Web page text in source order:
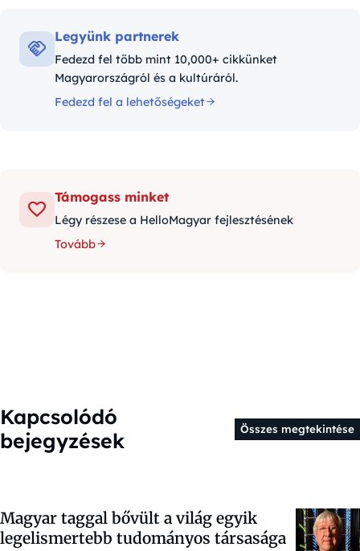
Legyünk partnerek
Fedezd fel több mint 10,000+ cikkünket
Magyarországról és a kultúráról.
Fedezd fel a lehetőségeket
Támogass minket
Légy részese a HelloMagyar fejlesztésének
Tovább
Kapcsolódó
bejegyzések
Összes megtekintése
Magyar taggal bővült a világ egyik
legelismertebb tudományos társasága